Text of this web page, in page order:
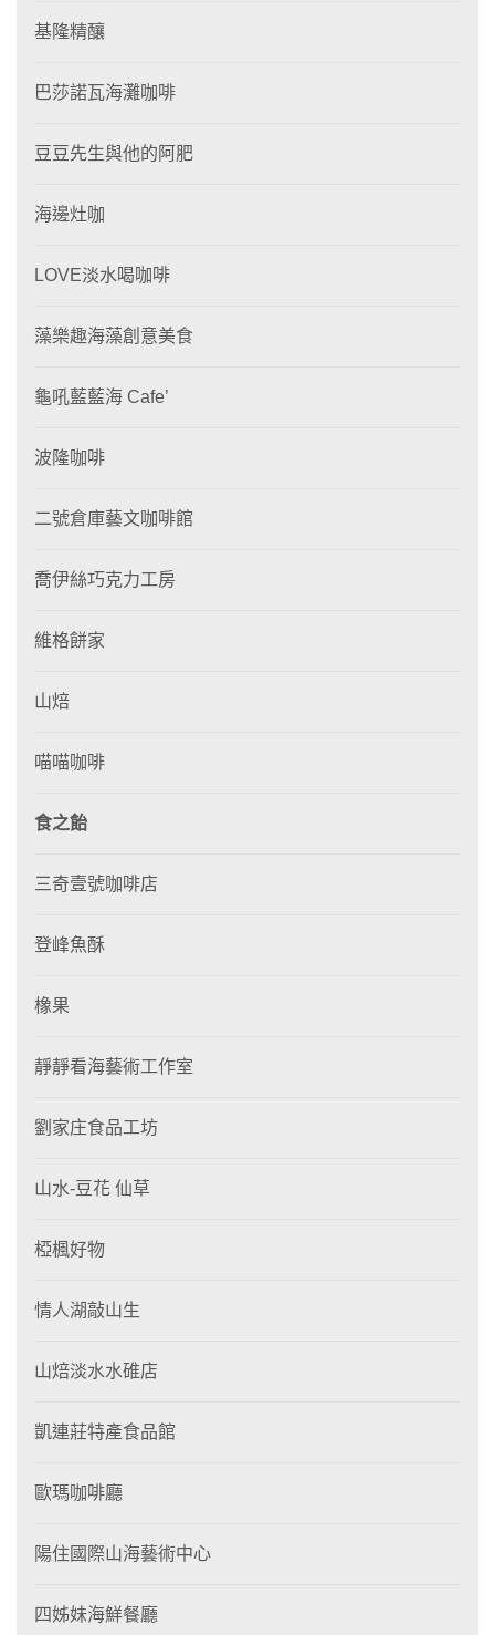
基隆精釀
巴莎諾瓦海灘咖啡
豆豆先生與他的阿肥
海邊灶咖
LOVE淡水喝咖啡
藻樂趣海藻創意美食
龜吼藍藍海 Cafe’
波隆咖啡
二號倉庫藝文咖啡館
喬伊絲巧克力工房
維格餅家
山焙
喵喵咖啡
食之飴
三奇壹號咖啡店
登峰魚酥
橡果
靜靜看海藝術工作室
劉家庄食品工坊
山水-豆花 仙草
椏楓好物
情人湖敲山生
山焙淡水水碓店
凱連莊特產食品館
歐瑪咖啡廳
陽住國際山海藝術中心
四姊妹海鮮餐廳